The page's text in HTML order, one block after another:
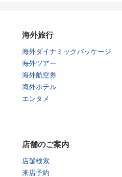
海外旅行
海外ダイナミックパッケージ
海外ツアー
海外航空券
海外ホテル
エンタメ
店舗のご案内
店舗検索
来店予約